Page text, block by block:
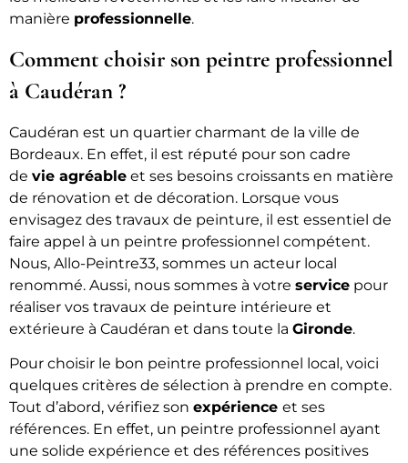
manière professionnelle.
Comment choisir son peintre professionnel
à Caudéran ?
Caudéran est un quartier charmant de la ville de
Bordeaux. En effet, il est réputé pour son cadre
de vie agréable et ses besoins croissants en matière
de rénovation et de décoration. Lorsque vous
envisagez des travaux de peinture, il est essentiel de
faire appel à un peintre professionnel compétent.
Nous, Allo-Peintre33, sommes un acteur local
renommé. Aussi, nous sommes à votre service pour
réaliser vos travaux de peinture intérieure et
extérieure à Caudéran et dans toute la Gironde.
Pour choisir le bon peintre professionnel local, voici
quelques critères de sélection à prendre en compte.
Tout d’abord, vérifiez son expérience et ses
références. En effet, un peintre professionnel ayant
une solide expérience et des références positives